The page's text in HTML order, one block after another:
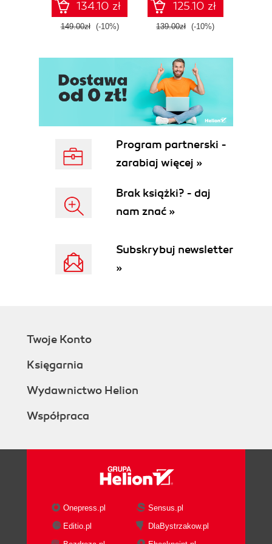
25. Tips and Tricks for Azure
134.10 zł
149.00zł (-10%)
Fourth Edition
125.10 zł
139.00zł (-10%)
Program partnerski -
zarabiaj więcej »
Brak książki? - daj
nam znać »
Subskrybuj newsletter
»
Twoje Konto
Księgarnia
Wydawnictwo Helion
Współpraca
Onepress.pl
Sensus.pl
Editio.pl
DlaBystrzakow.pl